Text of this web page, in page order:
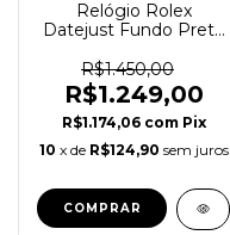
Relógio Rolex
Datejust Fundo Preto
R$1.450,00
R$1.249,00
R$1.174,06 com Pix
10 x de R$124,90 sem juros
COMPRAR